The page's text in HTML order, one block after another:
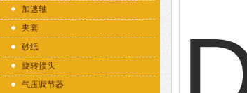
加速轴
夹套
砂纸
旋转接头
气压调节器